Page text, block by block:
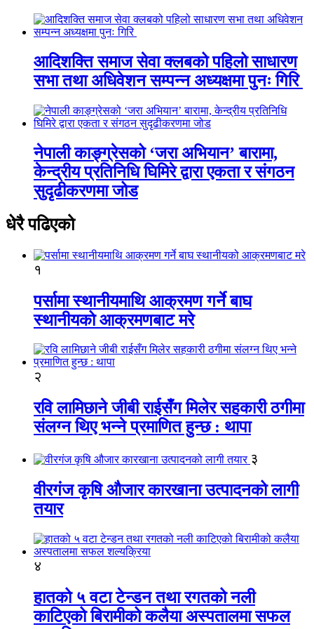
आदिशक्ति समाज सेवा क्लबको पहिलो साधारण
सभा तथा अधिवेशन सम्पन्न अध्यक्षमा पुनः गिरि
नेपाली काङ्ग्रेसको ‘जरा अभियान’ बारामा,
केन्द्रीय प्रतिनिधि घिमिरे द्वारा एकता र संगठन
सुदृढीकरणमा जोड
धेरै पढिएको
१
पर्सामा स्थानीयमाथि आक्रमण गर्ने बाघ
स्थानीयको आक्रमणबाट मरे
२
रवि लामिछाने जीबी राईसँग मिलेर सहकारी ठगीमा
संलग्न थिए भन्ने प्रमाणित हुन्छ : थापा
३
वीरगंज कृषि औजार कारखाना उत्पादनको लागी
तयार
४
हातको ५ वटा टेन्डन तथा रगतको नली
काटिएको बिरामीको कलैया अस्पतालमा सफल